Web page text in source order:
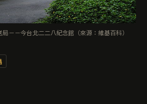
－－今台北二二八紀念館（來源：維基百科）